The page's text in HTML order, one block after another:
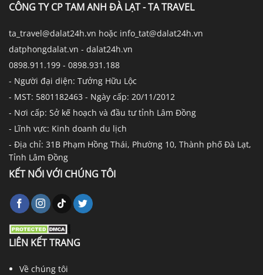
CÔNG TY CP TAM ANH ĐÀ LẠT - TA TRAVEL
ta_travel@dalat24h.vn hoặc info_tat@dalat24h.vn
datphongdalat.vn - dalat24h.vn
0898.911.199 - 0898.931.188
- Người đại diện: Tưởng Hữu Lộc
- MST: 5801182463 - Ngày cấp: 20/11/2012
- Nơi cấp: Sở kế hoạch và đầu tư tỉnh Lâm Đồng
- Lĩnh vực: Kinh doanh du lịch
- Địa chỉ: 31B Phạm Hồng Thái, Phường 10, Thành phố Đà Lạt,
Tỉnh Lâm Đồng
KẾT NỐI VỚI CHÚNG TÔI
LIÊN KẾT TRANG
Về chúng tôi